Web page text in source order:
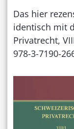
Das hier
identisch mit
Privatrecht,
978-3-7190-